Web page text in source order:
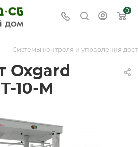
0
— Системы контроля и управления
Oxgard
10-М